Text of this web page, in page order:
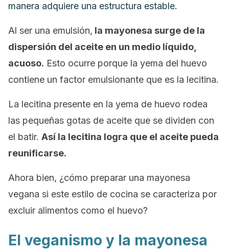
manera adquiere una estructura estable.
Al ser una emulsión, la mayonesa surge de la
dispersión del aceite en un medio líquido,
acuoso. Esto ocurre porque la yema del huevo
contiene un factor emulsionante que es la lecitina.
La lecitina presente en la yema de huevo rodea
las pequeñas gotas de aceite que se dividen con
el batir. Así la lecitina logra que el aceite pueda
reunificarse.
Ahora bien, ¿cómo preparar una mayonesa
vegana si este estilo de cocina se caracteriza por
excluir alimentos como el huevo?
El veganismo y la mayonesa